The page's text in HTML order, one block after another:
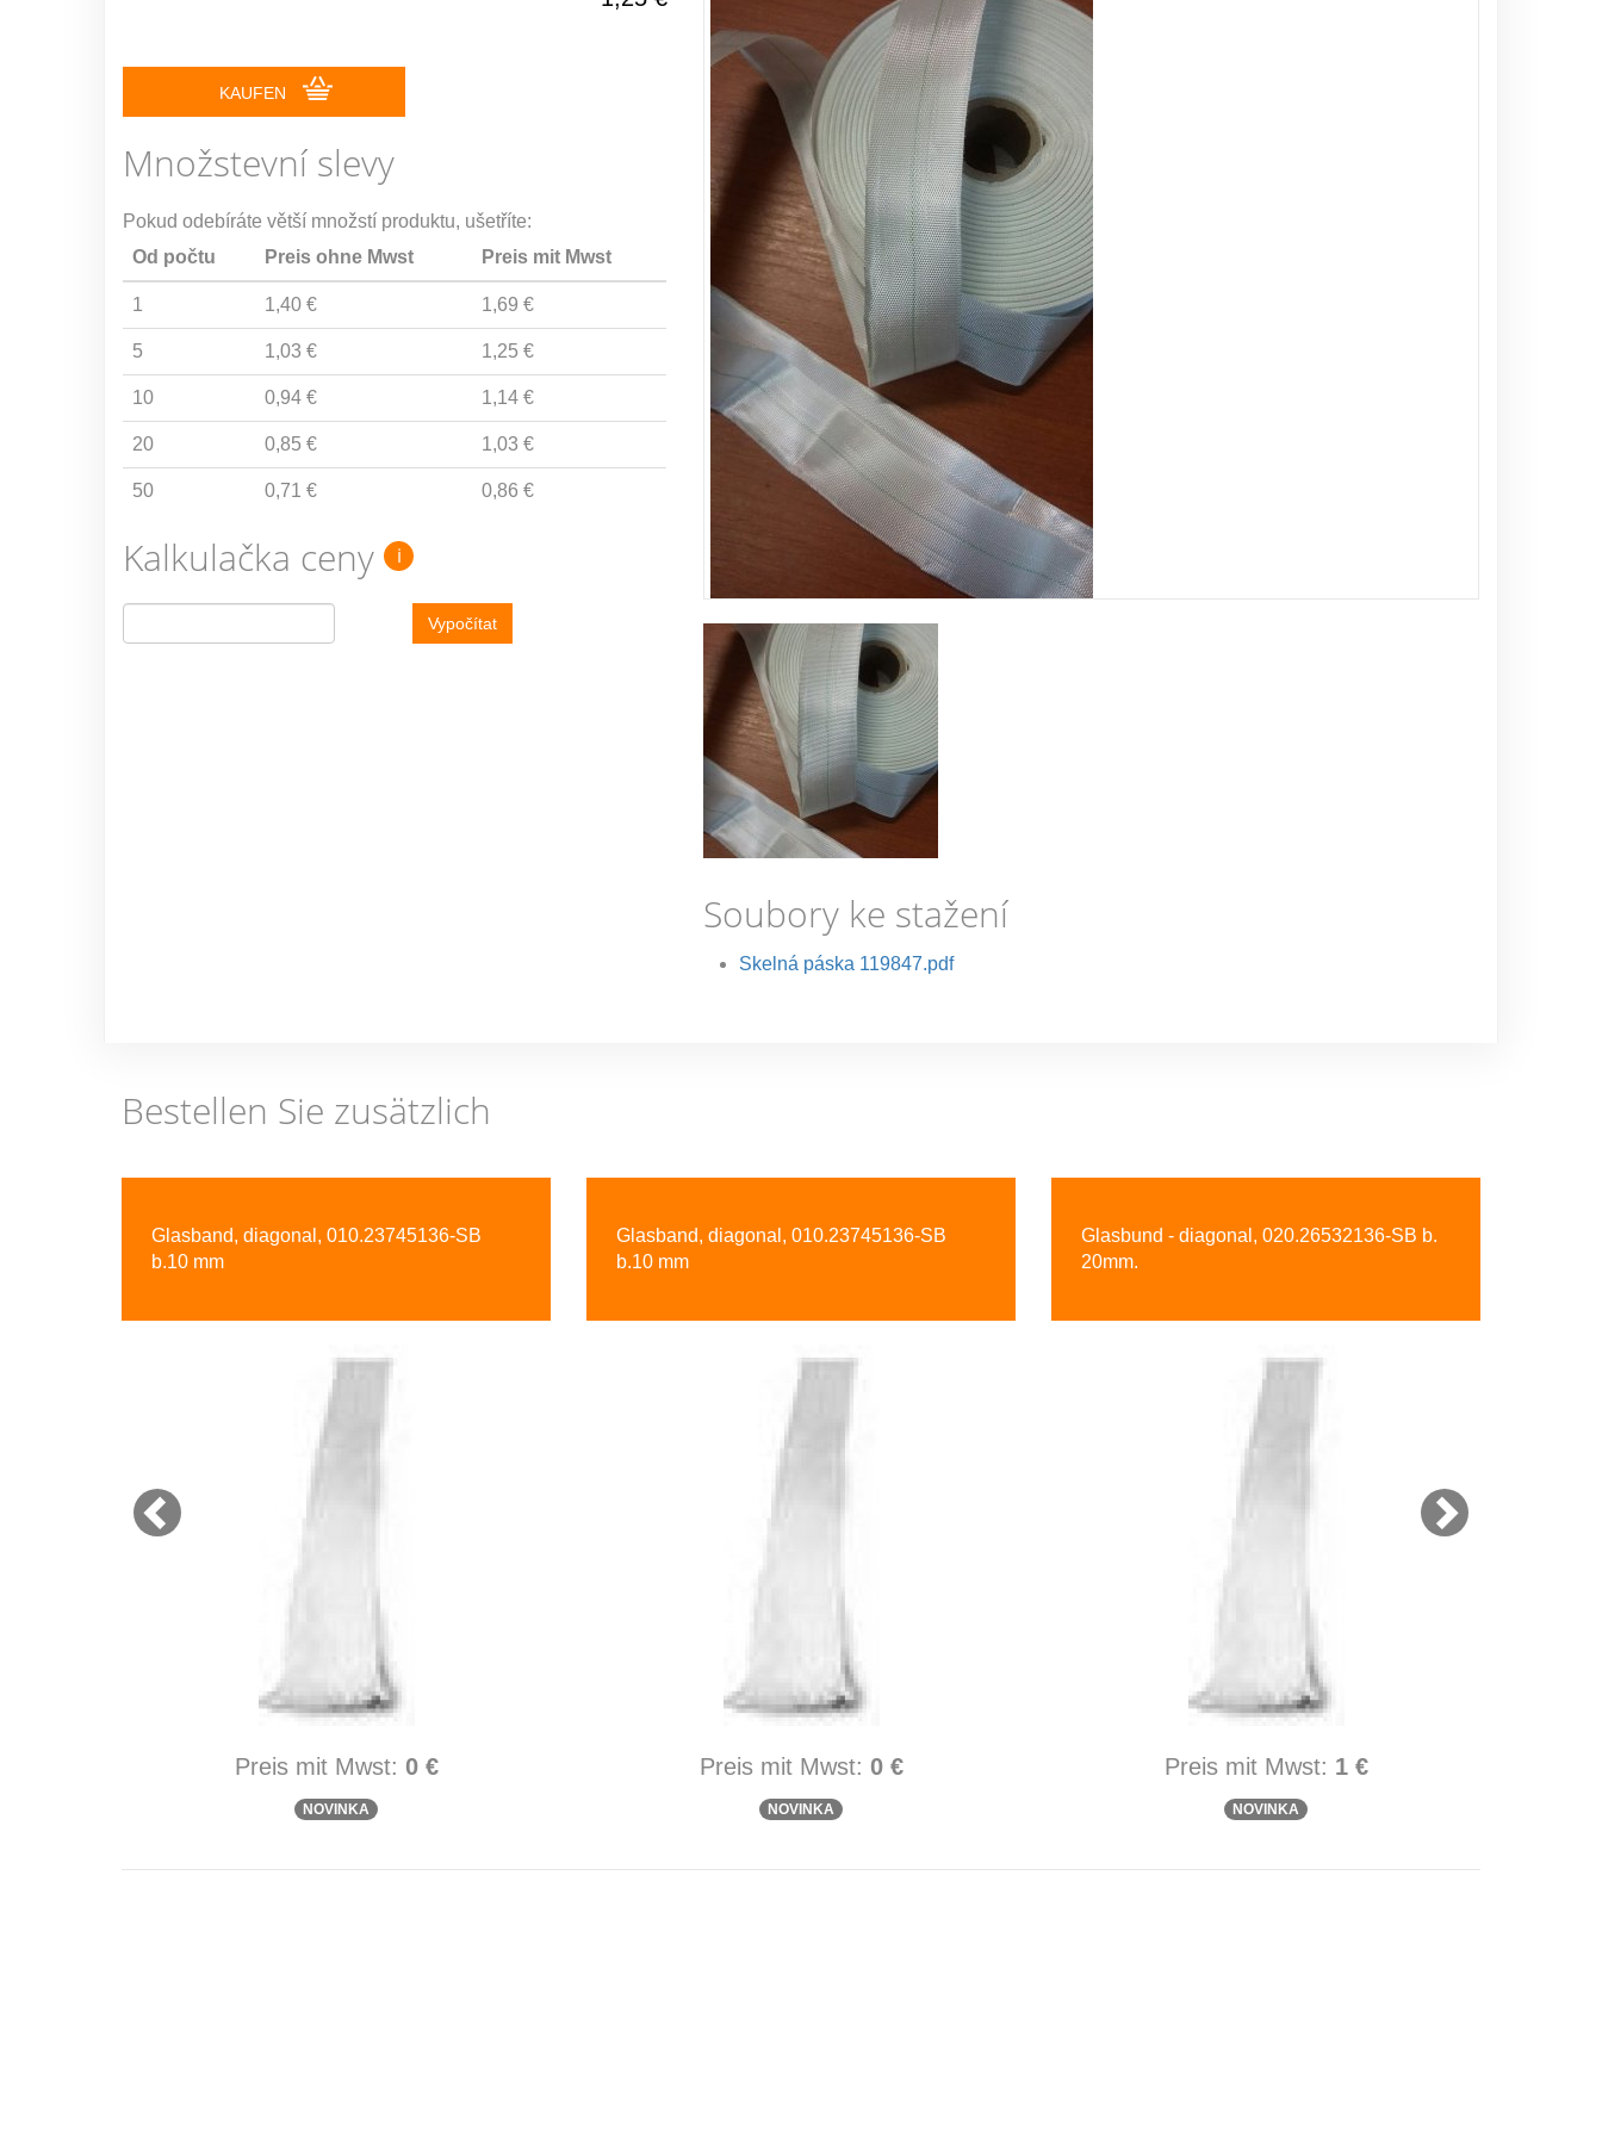
KAUFEN
Množstevní slevy
Pokud odebíráte větší množstí produktu, ušetříte:
Od počtu
Preis ohne Mwst Preis mit Mwst
1 1,40 € 1,69 €
5 1,03 € 1,25 €
10 0,94 € 1,14 €
20 0,85 € 1,03 €
50 0,71 € 0,86 €
Kalkulačka ceny i
Vypočítat
Soubory ke stažení
Skelná páska 119847.pdf
Bestellen Sie zusätzlich
Glasband, diagonal, 010.23745136-SB
b.10 mm
Preis mit Mwst: 0 €
NOVINKA
Glasband, diagonal, 010.23745136-SB
b.10 mm
Preis mit Mwst: 0 €
NOVINKA
Glasbund - diagonal, 020.26532136-SB b.
20mm.
Preis mit Mwst: 1 €
NOVINKA